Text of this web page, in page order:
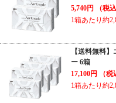
5,740円
（税込
1箱あたり約
【送料無料
ー 6箱
17,100円
（税
1箱あたり約